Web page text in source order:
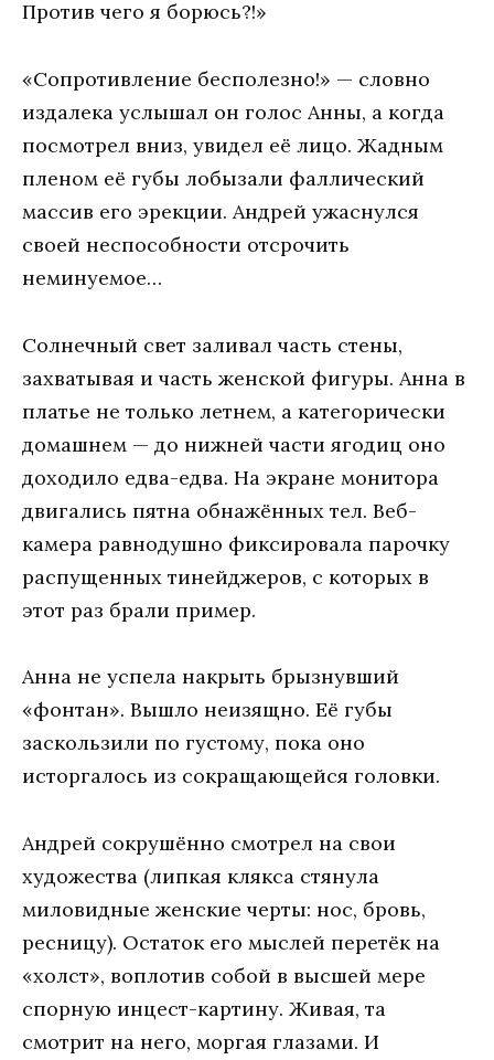
Против чего я борюсь?!»
«Сопротивление бесполезно!» — словно
издалека услышал он голос Анны, а когда
посмотрел вниз, увидел её лицо. Жадным
пленом её губы лобызали фаллический
массив его эрекции. Андрей ужаснулся
своей неспособности отсрочить
неминуемое…
Солнечный свет заливал часть стены,
захватывая и часть женской фигуры. Анна в
платье не только летнем, а категорически
домашнем — до нижней части ягодиц оно
доходило едва-едва. На экране монитора
двигались пятна обнажённых тел. Веб-
камера равнодушно фиксировала парочку
распущенных тинейджеров, с которых в
этот раз брали пример.
Анна не успела накрыть брызнувший
«фонтан». Вышло неизящно. Её губы
заскользили по густому, пока оно
исторгалось из сокращающейся головки.
Андрей сокрушённо смотрел на свои
художества (липкая клякса стянула
миловидные женские черты: нос, бровь,
ресницу). Остаток его мыслей перетёк на
«холст», воплотив собой в высшей мере
спорную инцест-картину. Живая, та
смотрит на него, моргая глазами. И